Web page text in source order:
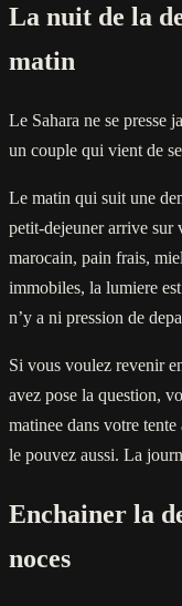
La nuit de la
matin
Le Sahara ne se presse
un couple qui vient de
Le matin qui suit une
petit-dejeuner arrive sur
marocain, pain frais,
immobiles, la lumiere
n’y a ni pression de
Si vous voulez revenir
avez pose la question,
matinee dans votre
le pouvez aussi. La
Enchainer la
noces